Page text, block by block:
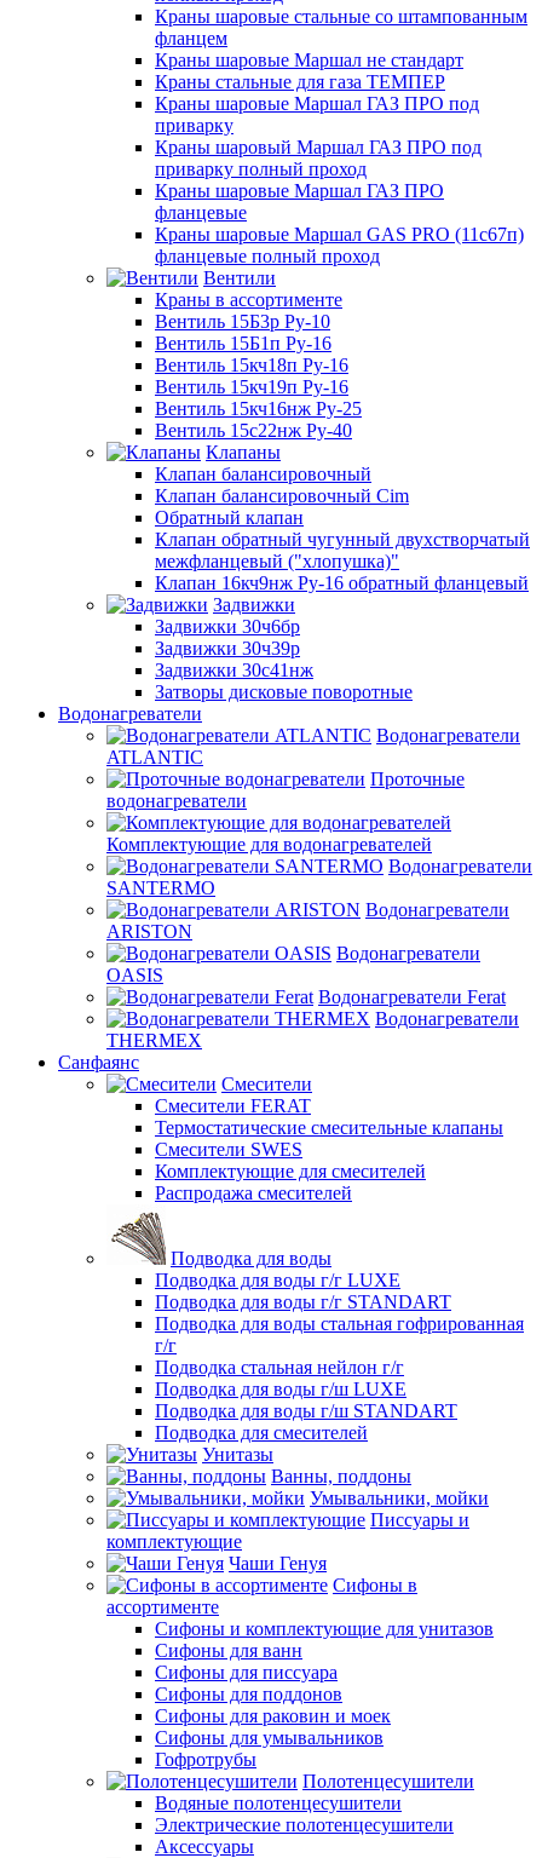
Краны шаровые стальные со штампованным
фланцем
Краны шаровые Маршал не стандарт
Краны стальные для газа ТЕМПЕР
Краны шаровые Маршал ГАЗ ПРО под
приварку
Краны шаровый Маршал ГАЗ ПРО под
приварку полный проход
Краны шаровые Маршал ГАЗ ПРО
фланцевые
Краны шаровые Маршал GAS PRO (11с67п)
фланцевые полный проход
Вентили
Краны в ассортименте
Вентиль 15Б3р Ру-10
Вентиль 15Б1п Ру-16
Вентиль 15кч18п Ру-16
Вентиль 15кч19п Ру-16
Вентиль 15кч16нж Ру-25
Вентиль 15с22нж Ру-40
Клапаны
Клапан балансировочный
Клапан балансировочный Cim
Обратный клапан
Клапан обратный чугунный двухстворчатый
межфланцевый ("хлопушка)"
Клапан 16кч9нж Ру-16 обратный фланцевый
Задвижки
Задвижки 30ч6бр
Задвижки 30ч39р
Задвижки 30с41нж
Затворы дисковые поворотные
Водонагреватели
Водонагреватели
ATLANTIC
Проточные
водонагреватели
Комплектующие для водонагревателей
Водонагреватели
SANTERMO
Водонагреватели
ARISTON
Водонагреватели
OASIS
Водонагреватели Ferat
Водонагреватели
THERMEX
Санфаянс
Смесители
Смесители FERAT
Термостатические смесительные клапаны
Смесители SWES
Комплектующие для смесителей
Распродажа смесителей
Подводка для воды
Подводка для воды г/г LUXE
Подводка для воды г/г STANDART
Подводка для воды стальная гофрированная
г/г
Подводка стальная нейлон г/г
Подводка для воды г/ш LUXE
Подводка для воды г/ш STANDART
Подводка для смесителей
Унитазы
Ванны, поддоны
Умывальники, мойки
Писсуары и
комплектующие
Чаши Генуя
Сифоны в
ассортименте
Сифоны и комплектующие для унитазов
Сифоны для ванн
Сифоны для писсуара
Сифоны для поддонов
Сифоны для раковин и моек
Сифоны для умывальников
Гофротрубы
Полотенцесушители
Водяные полотенцесушители
Электрические полотенцесушители
Аксессуары